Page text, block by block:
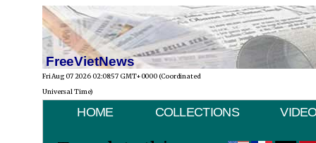
FreeVietNews
Fri Aug 07 2026 02:08:57 GMT+0000 (Coordinated
Universal Time)
HOME COLLECTIONS